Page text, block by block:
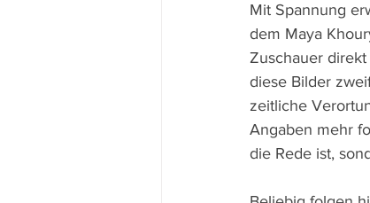
Mit Spannung
dem Maya
Zuschauer
diese Bilder
zeitliche
Angaben mehr
die Rede ist,